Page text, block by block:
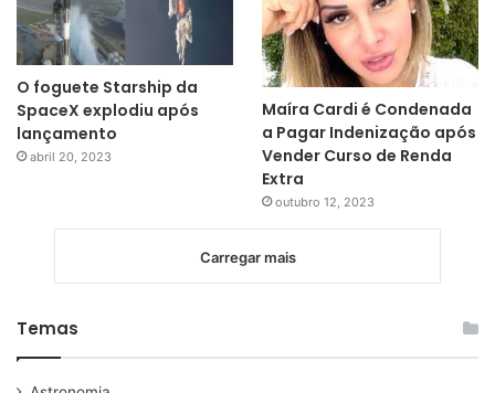
O foguete Starship da
SpaceX explodiu após
lançamento
abril 20, 2023
Maíra Cardi é Condenada
a Pagar Indenização após
Vender Curso de Renda
Extra
outubro 12, 2023
Carregar mais
Temas